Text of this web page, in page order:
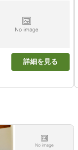
詳細を見る